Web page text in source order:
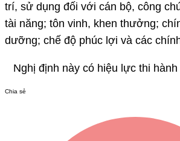
trí, sử dụng đối với cán bộ, công
tài năng; tôn vinh, khen thưởng;
dưỡng; chế độ phúc lợi và các
Nghị định này có hiệu lực thi
Chia sẻ